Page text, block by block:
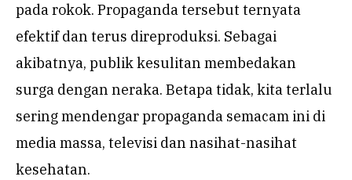
pada rokok. Propaganda tersebut ternyata
efektif dan terus direproduksi. Sebagai
akibatnya, publik kesulitan membedakan
surga dengan neraka. Betapa tidak, kita terlalu
sering mendengar propaganda semacam ini di
media massa, televisi dan nasihat-nasihat
kesehatan.